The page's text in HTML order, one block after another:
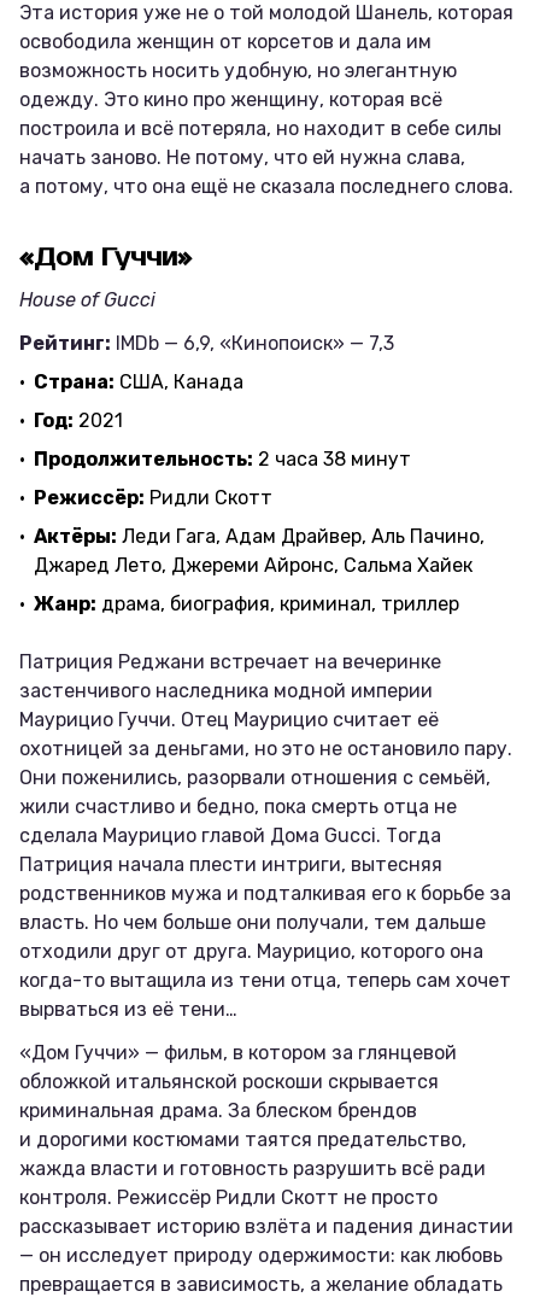
Эта история уже не о той молодой Шанель, которая
освободила женщин от корсетов и дала им
возможность носить удобную, но элегантную
одежду. Это кино про женщину, которая всё
построила и всё потеряла, но находит в себе силы
начать заново. Не потому, что ей нужна слава,
а потому, что она ещё не сказала последнего слова.
«Дом Гуччи»
House of Gucci
Рейтинг: IMDb — 6,9, «Кинопоиск» — 7,3
Страна: США, Канада
Год: 2021
Продолжительность: 2 часа 38 минут
Режиссёр: Ридли Скотт
Актёры: Леди Гага, Адам Драйвер, Аль Пачино,
Джаред Лето, Джереми Айронс, Сальма Хайек
Жанр: драма, биография, криминал, триллер
Патриция Реджани встречает на вечеринке
застенчивого наследника модной империи
Маурицио Гуччи. Отец Маурицио считает её
охотницей за деньгами, но это не остановило пару.
Они поженились, разорвали отношения с семьёй,
жили счастливо и бедно, пока смерть отца не
сделала Маурицио главой Дома Gucci. Тогда
Патриция начала плести интриги, вытесняя
родственников мужа и подталкивая его к борьбе за
власть. Но чем больше они получали, тем дальше
отходили друг от друга. Маурицио, которого она
когда-то вытащила из тени отца, теперь сам хочет
вырваться из её тени…
«Дом Гуччи» — фильм, в котором за глянцевой
обложкой итальянской роскоши скрывается
криминальная драма. За блеском брендов
и дорогими костюмами таятся предательство,
жажда власти и готовность разрушить всё ради
контроля. Режиссёр Ридли Скотт не просто
рассказывает историю взлёта и падения династии
— он исследует природу одержимости: как любовь
превращается в зависимость, а желание обладать